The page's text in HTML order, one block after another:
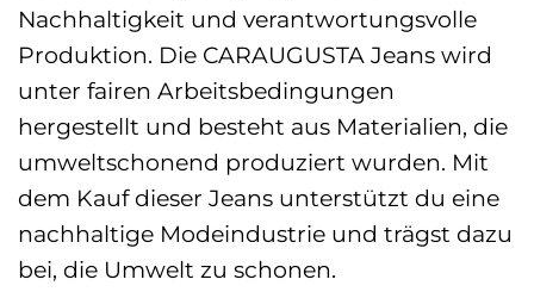
Nachhaltigkeit und verantwortungsvolle
Produktion. Die CARAUGUSTA Jeans wird
unter fairen Arbeitsbedingungen
hergestellt und besteht aus Materialien, die
umweltschonend produziert wurden. Mit
dem Kauf dieser Jeans unterstützt du eine
nachhaltige Modeindustrie und trägst dazu
bei, die Umwelt zu schonen.